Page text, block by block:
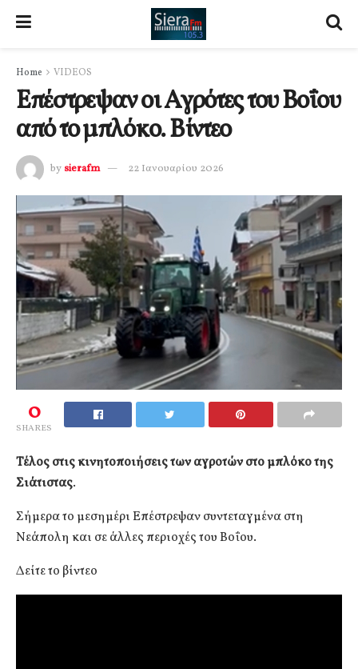
Home VIDEOS
Επέστρεψαν οι Αγρότες του Βοΐου
από το μπλόκο. Βίντεο
by sierafm 22 Ιανουαρίου 2026
0
SHARES
Τέλος στις κινητοποιήσεις των αγροτών στο μπλόκο της
Σιάτιστας.
Σήμερα το μεσημέρι Επέστρεψαν συντεταγμένα στη
Νεάπολη και σε άλλες περιοχές του Βοΐου.
Δείτε το βίντεο